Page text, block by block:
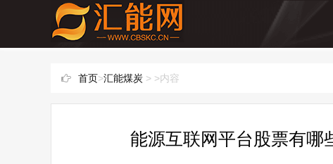
首页>汇能煤炭 > >内容
能源互联网平台股票有哪